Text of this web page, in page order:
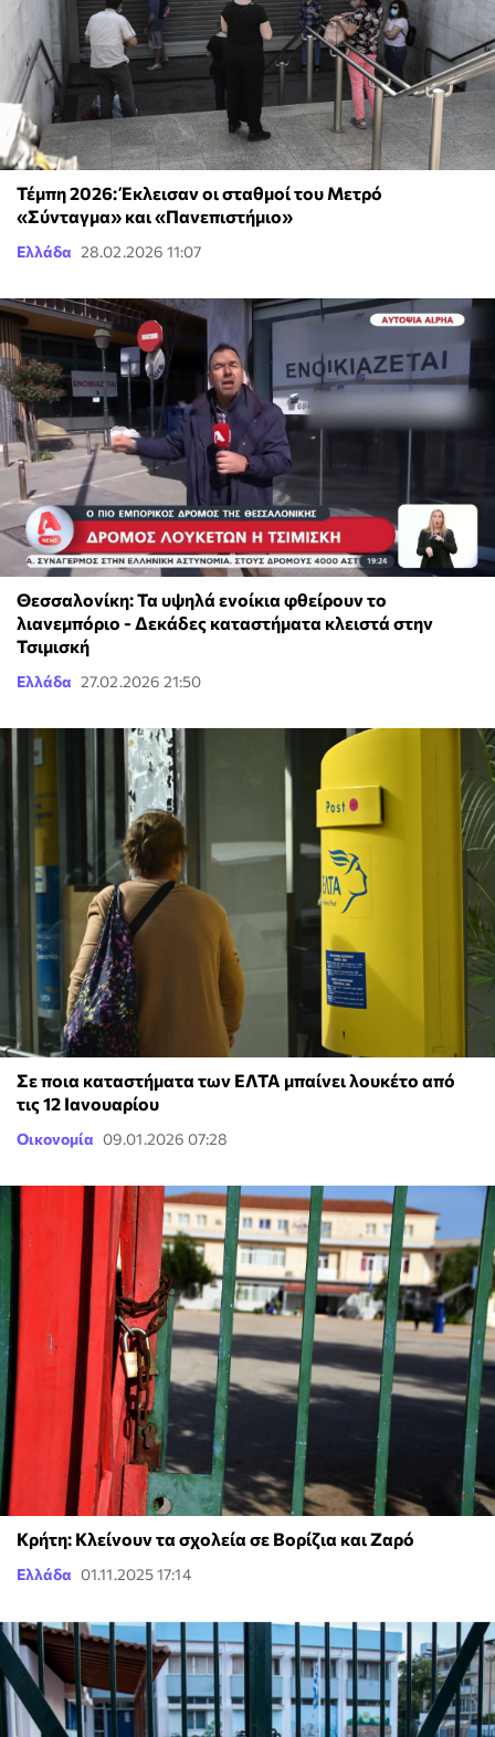
Τέμπη 2026: Έκλεισαν οι σταθμοί του Μετρό
«Σύνταγμα» και «Πανεπιστήμιο»
Ελλάδα 28.02.2026 11:07
Θεσσαλονίκη: Τα υψηλά ενοίκια φθείρουν το
λιανεμπόριο - Δεκάδες καταστήματα κλειστά στην
Τσιμισκή
Ελλάδα 27.02.2026 21:50
Σε ποια καταστήματα των ΕΛΤΑ μπαίνει λουκέτο από
τις 12 Ιανουαρίου
Οικονομία 09.01.2026 07:28
Κρήτη: Κλείνουν τα σχολεία σε Βορίζια και Ζαρό
Ελλάδα 01.11.2025 17:14